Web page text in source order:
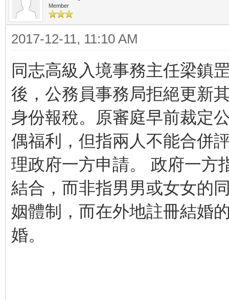
Member
2017-12-11, 11:10 AM
同志高級入境事務主任梁鎮
後，公務員事務局拒絕更新
身份報稅。原審庭早前裁定
偶福利，但指兩人不能合併
理政府一方申請。 政府一方
結合，而非指男男或女女的
姻體制，而在外地註冊結婚
婚。